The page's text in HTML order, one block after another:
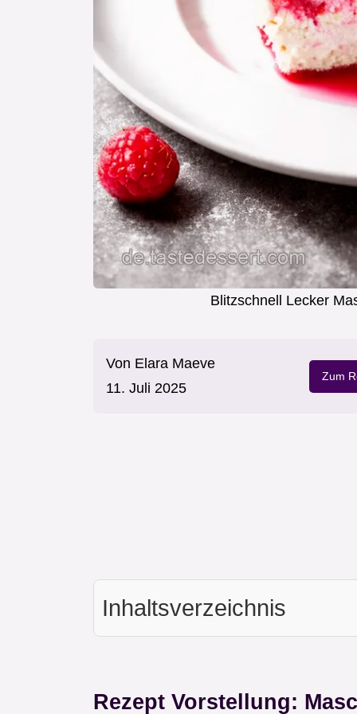
Blitzschnell Lecker
Von Elara Maeve
11. Juli 2025
Zum
Inhaltsverzeichnis
Rezept Vorstellung: